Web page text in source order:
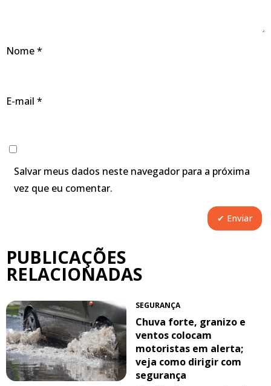
Nome*
E-mail *
Salvar meus dados neste navegador para a próxima
vez que eu comentar.
PUBLICAÇÕES
RELACIONADAS
SEGURANÇA
Chuva forte, granizo e
ventos colocam
motoristas em alerta;
veja como dirigir com
segurança